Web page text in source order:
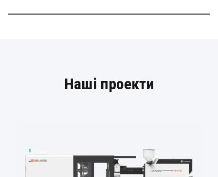
Наші проекти